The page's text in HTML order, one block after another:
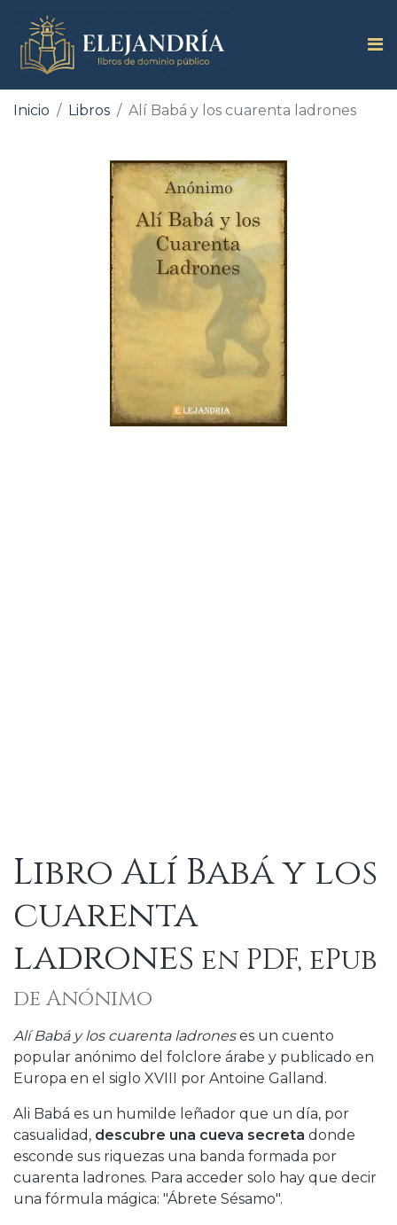
Inicio Libros Alí Babá y los cuarenta ladrones
Libro Alí Babá y los
cuarenta
ladrones en PDF, ePub
de Anónimo
Alí Babá y los cuarenta ladroneses un cuento
popular anónimo del folclore árabe y publicado en
Europa en el siglo XVIII por Antoine Galland.
Ali Babá es un humilde leñador que un día, por
casualidad, descubre una cueva secreta donde
esconde sus riquezas una banda formada por
cuarenta ladrones. Para acceder solo hay que decir
una fórmula mágica: "Ábrete Sésamo".